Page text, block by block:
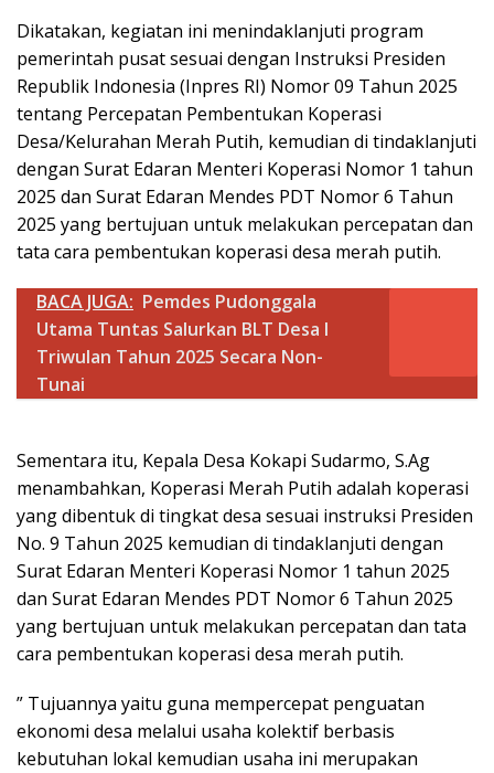
Dikatakan, kegiatan ini menindaklanjuti program
pemerintah pusat sesuai dengan Instruksi Presiden
Republik Indonesia (Inpres RI) Nomor 09 Tahun 2025
tentang Percepatan Pembentukan Koperasi
Desa/Kelurahan Merah Putih, kemudian di tindaklanjuti
dengan Surat Edaran Menteri Koperasi Nomor 1 tahun
2025 dan Surat Edaran Mendes PDT Nomor 6 Tahun
2025 yang bertujuan untuk melakukan percepatan dan
tata cara pembentukan koperasi desa merah putih.
BACA JUGA: Pemdes Pudonggala
Utama Tuntas Salurkan BLT Desa I
Triwulan Tahun 2025 Secara Non-
Tunai
Sementara itu, Kepala Desa Kokapi Sudarmo, S.Ag
menambahkan, Koperasi Merah Putih adalah koperasi
yang dibentuk di tingkat desa sesuai instruksi Presiden
No. 9 Tahun 2025 kemudian di tindaklanjuti dengan
Surat Edaran Menteri Koperasi Nomor 1 tahun 2025
dan Surat Edaran Mendes PDT Nomor 6 Tahun 2025
yang bertujuan untuk melakukan percepatan dan tata
cara pembentukan koperasi desa merah putih.
” Tujuannya yaitu guna mempercepat penguatan
ekonomi desa melalui usaha kolektif berbasis
kebutuhan lokal kemudian usaha ini merupakan